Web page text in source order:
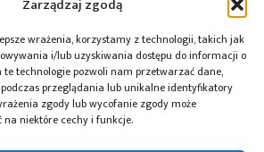
Zarządzaj zgodą
wrażenia, korzystamy z technologii, takich jak
i/lub uzyskiwania dostępu do informacji o
technologie pozwoli nam przetwarzać dane,
przeglądania lub unikalne identyfikatory
zgody lub wycofanie zgody może
na niektóre cechy i funkcje.